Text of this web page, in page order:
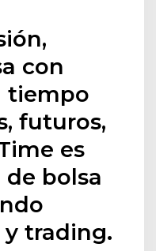
con
tiempo
futuros,
es
bolsa
trading.